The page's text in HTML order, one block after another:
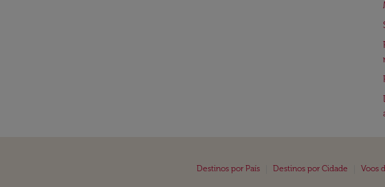
Destinos por País Destinos por Cidade Voos